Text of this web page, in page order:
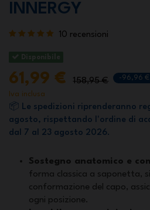
INNERGY
10 recensioni
61,99 € 158,95 € -96,96 €
Iva inclusa
📦 Le spedizioni riprenderanno
agosto, rispettando l'ordine di
dal 7 al 23 agosto 2026.
Sostegno anatomico e
forma classica a saponetta,
conformazione del capo,
ogni posizione.